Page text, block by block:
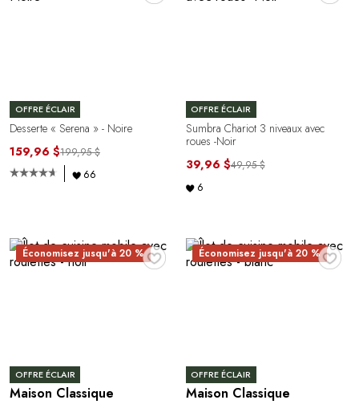
OFFRE ÉCLAIR
Desserte « Serena » - Noire
159,96 $199,95 $
66
OFFRE ÉCLAIR
Sumbra Chariot 3 niveaux avec
roues -Noir
39,96 $49,95 $
6
♥
Économisez jusqu'à 20 %
OFFRE ÉCLAIR
Maison Classique
♥
Économisez jusqu'à 20 %
OFFRE ÉCLAIR
Maison Classique